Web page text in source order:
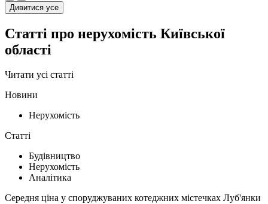
Дивитися усе
Статті про нерухомість Київської
області
Читати усі статті
Новини
Нерухомість
Статті
Будівництво
Нерухомість
Аналітика
Середня ціна у споруджуваних котеджних містечках Луб'янки